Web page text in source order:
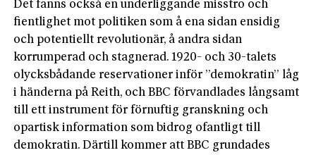
Det fanns också en underliggande misstro och
fientlighet mot politiken som å ena sidan ensidig
och potentiellt revolutionär, å andra sidan
korrumperad och stagnerad. 1920- och 30-talets
olycksbådande reservationer inför ”demokratin” låg
i händerna på Reith, och BBC förvandlades långsamt
till ett instrument för förnuftig granskning och
opartisk information som bidrog ofantligt till
demokratin. Därtill kommer att BBC grundades